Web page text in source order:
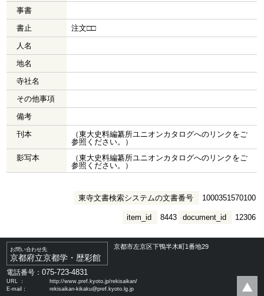
事書
書止
注文□□
人名
地名
寺社名
その他事項
備考
刊本
（東大史料編纂所ユニオンカタログへのリンクをご
参照ください。）
影写本
（東大史料編纂所ユニオンカタログへのリンクをご
参照ください。）
東寺文書検索システムの文書番号 1000351570100
document_id 12306
item_id 8443
お問い合わせ先
京都府立京都学・歴彩館
京都市左京区下鴨半木町1番地29
電話番号：075-723-4831
URL ：
http://www.pref.kyoto.jp/rekisaikan/
E-mail：
rekisaikan-kikaku@pref.kyoto.lg.jp